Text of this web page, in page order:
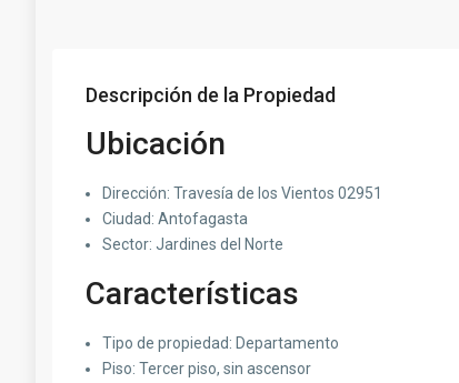
Descripción de la Propiedad
Ubicación
Dirección: Travesía de los Vientos 02951
Ciudad: Antofagasta
Sector: Jardines del Norte
Características
Tipo de propiedad: Departamento
Piso: Tercer piso, sin ascensor